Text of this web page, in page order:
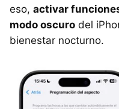
eso, activar
modo oscuro del
bienestar nocturno.